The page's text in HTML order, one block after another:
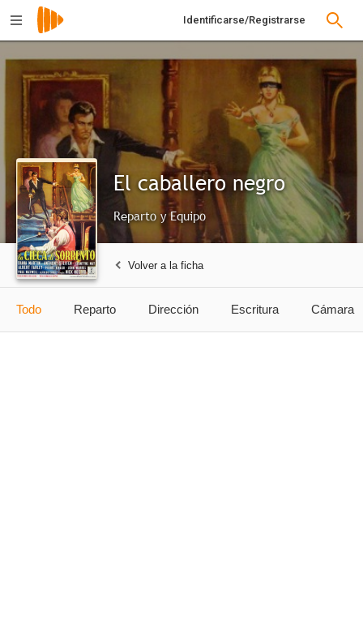
Identificarse/Registrarse
El caballero negro
Reparto y Equipo
Volver a la ficha
Todo Reparto Dirección Escritura Cámara